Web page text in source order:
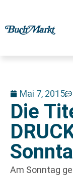
Mai 7, 2015
Die
Am Sonntag